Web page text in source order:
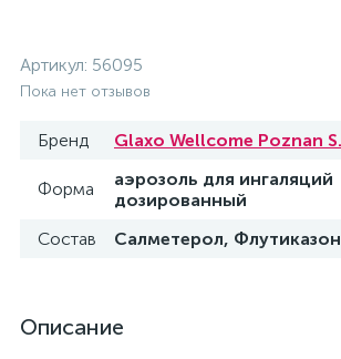
Артикул: 56095
Пока нет отзывов
Бренд Glaxo Wellcome Poznan
Форма
аэрозоль для ингаляций
дозированный
Состав
Салметерол, Флутиказон
Описание